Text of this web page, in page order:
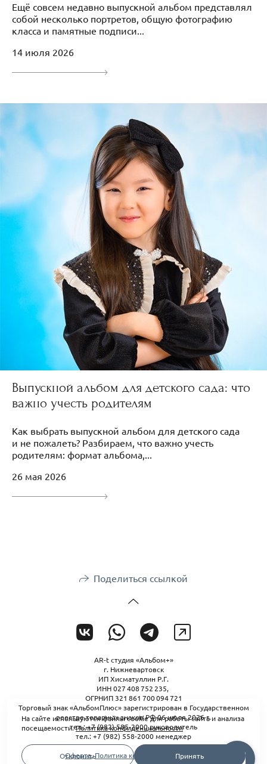
Ещё совсем недавно выпускной альбом представлял
собой несколько портретов, общую фотографию
класса и памятные подписи...
14 июля 2026
Выпускной альбом для детского сада: что
важно учесть родителям
Как выбрать выпускной альбом для детского сада
и не пожалеть? Разбираем, что важно учесть
родителям: формат альбома,...
26 мая 2026
Поделиться ссылкой
AR-t студия «Альбом+»
г. Нижневартовск
ИП Хисматуллин Р.Г.
ИНН 027 408 752 235,
ОГРНИП 321 861 700 094 721
Торговый знак «АльбомПлюс» зарегистрирован в Государственном
реестре товарных знаков РФ 06 июля 2026 г.
тел.: +7 (982) 585-2000 руководитель
тел.: +7 (982) 558-2000 менеджер
Оферта,Политика конфиденциальности
На сайте используются файлы cookie для работы сайта и анализа
посещаемости.Политика конфиденциальности
Отклонить Принять